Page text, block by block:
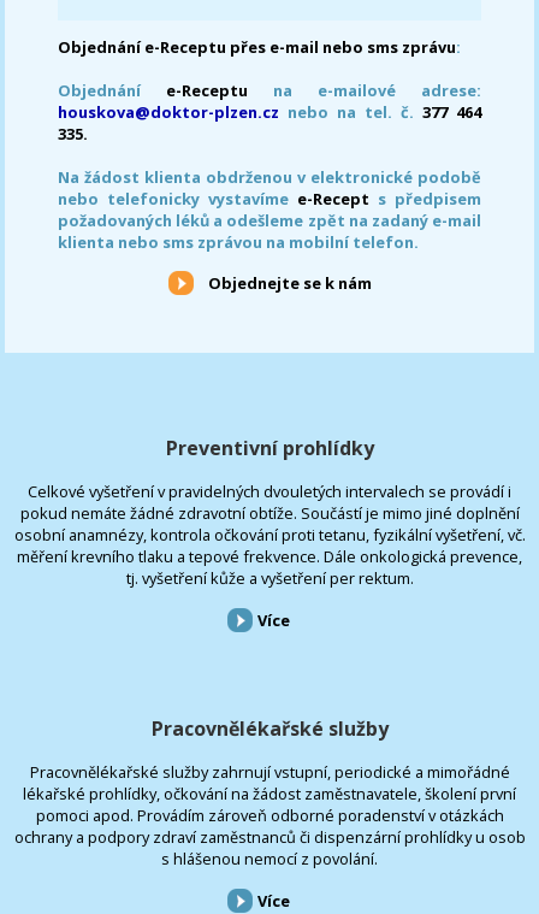
Objednání e-Receptu přes e-mail nebo sms zprávu:
Objednání e-Receptu na e-mailové adrese:
houskova@doktor-plzen.cz nebo na tel. č. 377 464
335.
Na žádost klienta obdrženou v elektronické podobě
nebo telefonicky vystavíme e-Recept s předpisem
požadovaných léků a odešleme zpět na zadaný e-mail
klienta nebo sms zprávou na mobilní telefon.
Objednejte se k nám
Preventivní prohlídky
Celkové vyšetření v pravidelných dvouletých intervalech se provádí i
pokud nemáte žádné zdravotní obtíže. Součástí je mimo jiné doplnění
osobní anamnézy, kontrola očkování proti tetanu, fyzikální vyšetření, vč.
měření krevního tlaku a tepové frekvence. Dále onkologická prevence,
tj. vyšetření kůže a vyšetření per rektum.
Více
Pracovnělékařské služby
Pracovnělékařské služby zahrnují vstupní, periodické a mimořádné
lékařské prohlídky, očkování na žádost zaměstnavatele, školení první
pomoci apod. Provádím zároveň odborné poradenství v otázkách
ochrany a podpory zdraví zaměstnanců či dispenzární prohlídky u osob
s hlášenou nemocí z povolání.
Více